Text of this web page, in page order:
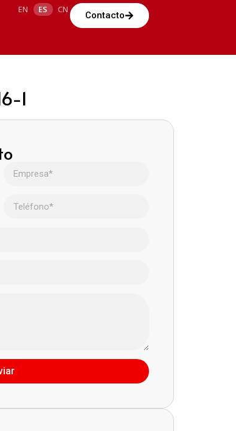
EN ES CN
Contacto
1